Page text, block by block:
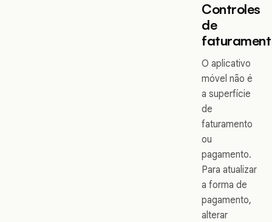
Controles
de
O aplicativo
móvel não é
a superfície
de
faturamento
ou
pagamento.
Para atualizar
a forma de
pagamento,
alterar